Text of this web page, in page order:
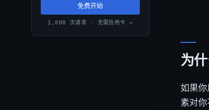
免费开始
1,000 次请求 · 无需信用卡 →
为
如果
素对